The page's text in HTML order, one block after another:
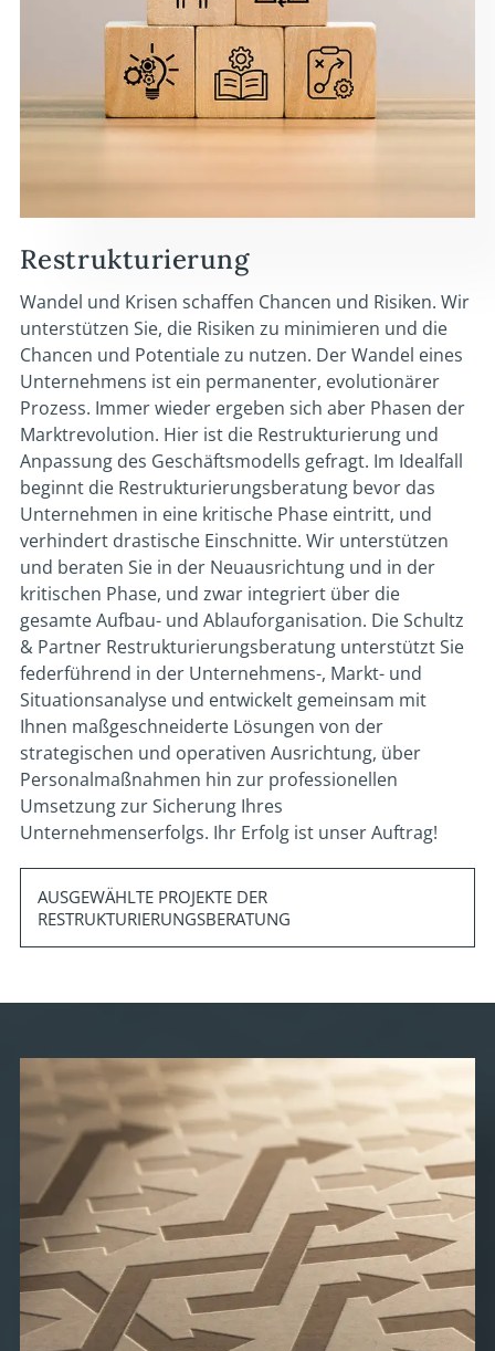
Restrukturierung
Wandel und Krisen schaffen Chancen und Risiken. Wir
unterstützen Sie, die Risiken zu minimieren und die
Chancen und Potentiale zu nutzen. Der Wandel eines
Unternehmens ist ein permanenter, evolutionärer
Prozess. Immer wieder ergeben sich aber Phasen der
Marktrevolution. Hier ist die Restrukturierung und
Anpassung des Geschäftsmodells gefragt. Im Idealfall
beginnt die Restrukturierungsberatung bevor das
Unternehmen in eine kritische Phase eintritt, und
verhindert drastische Einschnitte. Wir unterstützen
und beraten Sie in der Neuausrichtung und in der
kritischen Phase, und zwar integriert über die
gesamte Aufbau- und Ablauforganisation. Die Schultz
& Partner Restrukturierungsberatung unterstützt Sie
federführend in der Unternehmens-, Markt- und
Situationsanalyse und entwickelt gemeinsam mit
Ihnen maßgeschneiderte Lösungen von der
strategischen und operativen Ausrichtung, über
Personalmaßnahmen hin zur professionellen
Umsetzung zur Sicherung Ihres
Unternehmenserfolgs. Ihr Erfolg ist unser Auftrag!
AUSGEWÄHLTE PROJEKTE DER
RESTRUKTURIERUNGSBERATUNG